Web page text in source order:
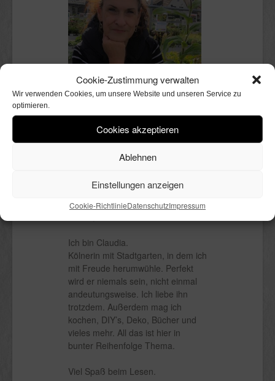
Cookie-Zustimmung verwalten
Wir verwenden Cookies, um unsere Website und unseren Service zu
optimieren.
Cookies akzeptieren
Ablehnen
Einstellungen anzeigen
Cookie-RichtlinieDatenschutzImpressum
Ich bin Claudia.
Kölnerin mit Stadtgarten, in dem ich
mit Freude herumwühle. Perfekt
wird er niemals sein, nicht einmal
andeutungsweise. Ich liebe ihn
trotzdem. Außerdem mag ich
kochen, DIY’s, Deko, Bücher und
vieles mehr. All das ist hier in
bunter Reihenfolge Thema.
Viel Spaß beim Lesen.